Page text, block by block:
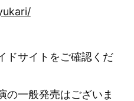
ドサイトをご確認くだ
の一般発売はございま